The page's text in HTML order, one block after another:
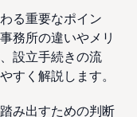
る重要なポイン
務所の違いやメリ
設立手続きの流
すく解説します。
み出すための判断